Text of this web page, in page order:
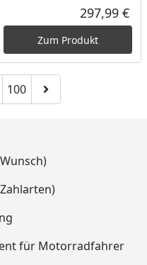
Preis 297,99 €
Zum Produkt
ändern
Zu Seite 100
100 Zur nächsten Seite
für Motorradfahrer